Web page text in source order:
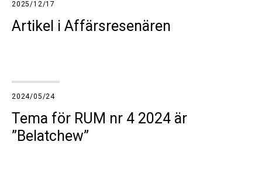
2025/12/17
Artikel i Affärsresenären
2024/05/24
Tema för RUM nr 4 2024 är
”Belatchew”